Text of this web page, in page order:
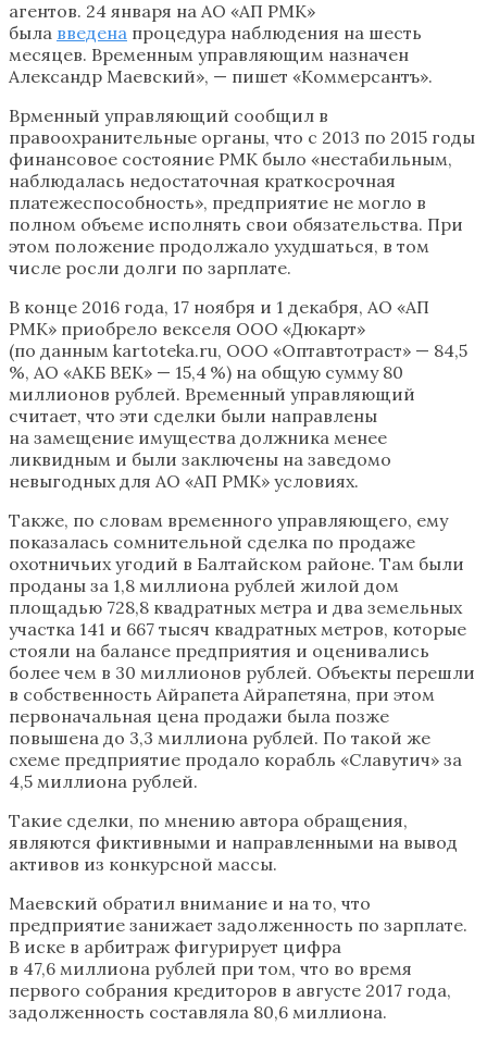
агентов. 24 января на АО «АП РМК»
была введена процедура наблюдения на шесть
месяцев. Временным управляющим назначен
Александр Маевский», — пишет «Коммерсантъ».
Врменный управляющий сообщил в
правоохранительные органы, что с 2013 по 2015 годы
финансовое состояние РМК было «нестабильным,
наблюдалась недостаточная краткосрочная
платежеспособность», предприятие не могло в
полном объеме исполнять свои обязательства. При
этом положение продолжало ухудшаться, в том
числе росли долги по зарплате.
В конце 2016 года, 17 ноября и 1 декабря, АО «АП
РМК» приобрело векселя ООО «Дюкарт»
(по данным kartoteka.ru, ООО «Оптавтотраст» — 84,5
%, АО «АКБ ВЕК» — 15,4 %) на общую сумму 80
миллионов рублей. Временный управляющий
считает, что эти сделки были направлены
на замещение имущества должника менее
ликвидным и были заключены на заведомо
невыгодных для АО «АП РМК» условиях.
Также, по словам временного управляющего, ему
показалась сомнительной сделка по продаже
охотничьих угодий в Балтайском районе. Там были
проданы за 1,8 миллиона рублей жилой дом
площадью 728,8 квадратных метра и два земельных
участка 141 и 667 тысяч квадратных метров, которые
стояли на балансе предприятия и оценивались
более чем в 30 миллионов рублей. Объекты перешли
в собственность Айрапета Айрапетяна, при этом
первоначальная цена продажи была позже
повышена до 3,3 миллиона рублей. По такой же
схеме предприятие продало корабль «Славутич» за
4,5 миллиона рублей.
Такие сделки, по мнению автора обращения,
являются фиктивными и направленными на вывод
активов из конкурсной массы.
Маевский обратил внимание и на то, что
предприятие занижает задолженность по зарплате.
В иске в арбитраж фигурирует цифра
в 47,6 миллиона рублей при том, что во время
первого собрания кредиторов в августе 2017 года,
задолженность составляла 80,6 миллиона.